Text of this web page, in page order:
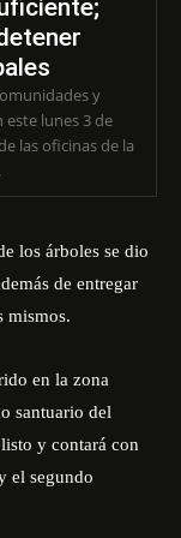
y
lunes 3 de
las oficinas de la
los árboles se dio
de entregar
mismos.
en la zona
santuario del
y contará con
el segundo